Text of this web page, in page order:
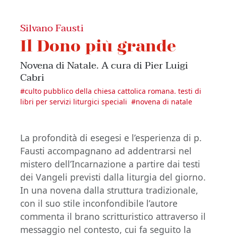
Silvano Fausti
Il Dono più grande
Novena di Natale. A cura di Pier Luigi
Cabri
#culto pubblico della chiesa cattolica romana. testi di
libri per servizi liturgici speciali #novena di natale
La profondità di esegesi e l’esperienza di p.
Fausti accompagnano ad addentrarsi nel
mistero dell’Incarnazione a partire dai testi
dei Vangeli previsti dalla liturgia del giorno.
In una novena dalla struttura tradizionale,
con il suo stile inconfondibile l’autore
commenta il brano scritturistico attraverso il
messaggio nel contesto, cui fa seguito la